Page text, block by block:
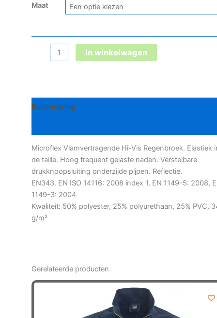
Maat
Microflex
regenbroek
aantal
In winkelwagen
Beschrijving
Microflex Vlamvertragende Hi-Vis Regenbroek. Elastiek
de taille. Hoog frequent gelaste naden. Verstelbare
drukknoopsluiting onderzijde pijpen. Reflectie.
EN343. EN ISO 14116: 2008 index 1, EN 1149-5: 2008,
1149-3: 2004
Kwaliteit: 50% polyester, 25% polyurethaan, 25% PVC,
g/m²
Gerelateerde producten